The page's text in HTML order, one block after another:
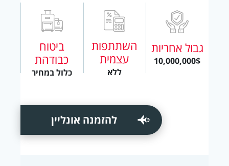
גבול אחריות
10,000,000$
השתתפות
עצמית
ללא
ביטוח
כבודהת
כלול במחיר
להזמנה אונליין